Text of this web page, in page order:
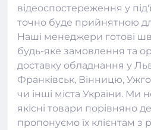
відеоспостереження у
точно буде прийнятною
Наші менеджери готові
будь-яке замовлення та
доставку обладнання у
Франківськ, Вінницю,
чи інші міста України. Ми
якісні товари порівняно
пропонуємо їх клієнтам з